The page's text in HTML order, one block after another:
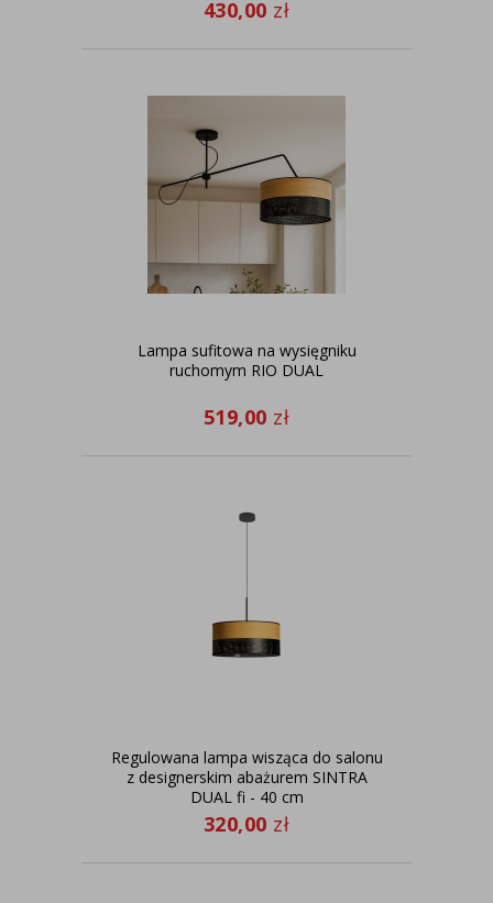
430,00 zł
Lampa sufitowa na wysięgniku
ruchomym RIO DUAL
519,00 zł
Regulowana lampa wisząca do salonu
z designerskim abażurem SINTRA
DUAL fi - 40 cm
320,00 zł